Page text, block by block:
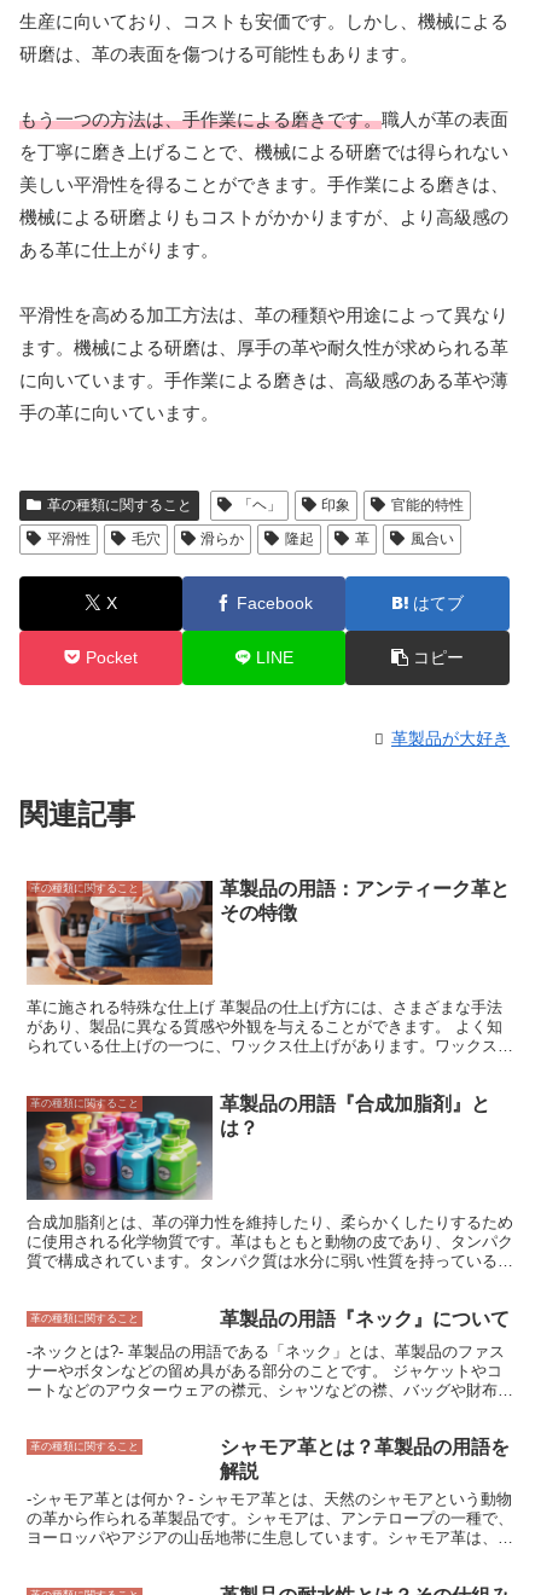
生産に向いており、コストも安価です。しかし、機械による
研磨は、革の表面を傷つける可能性もあります。
もう一つの方法は、手作業による磨きです。職人が革の表面
を丁寧に磨き上げることで、機械による研磨では得られない
美しい平滑性を得ることができます。手作業による磨きは、
機械による研磨よりもコストがかかりますが、より高級感の
ある革に仕上がります。
平滑性を高める加工方法は、革の種類や用途によって異なり
ます。機械による研磨は、厚手の革や耐久性が求められる革
に向いています。手作業による磨きは、高級感のある革や薄
手の革に向いています。
革の種類に関すること 「ヘ」 印象
官能的特性
平滑性
毛穴 滑らか 隆起 革 風合い
X Facebook はてブ
Pocket LINE コピー
革製品が大好き
関連記事
革の種類に関すること
革製品の用語：アンティーク革と
その特徴
革に施される特殊な仕上げ 革製品の仕上げ方には、さまざまな手法
があり、製品に異なる質感や外観を与えることができます。 よく知
られている仕上げの一つに、ワックス仕上げがあります。ワックス仕
持するために定期的にメンテナンスが必要ですが、エイジングを楽し
むこともできます。 もう一つの一般的な仕上げは、アニリン仕上げ
です。アニリン仕上げは、染料を革の表面に直接塗ることで、革の色
を強調する仕上げです。アニリン仕上げは、革の自然な風合いを残す
ことができるため、高級革製品によく使用されます。ただし、アニリ
ン仕上げは水や汚れに弱いという欠点があります。 他にも、エンボ
ス加工や型押し加工など、革の表面に模様を施す仕上げもあります。
エンボス加工は、革の表面に熱や圧力を加えて模様を押し出す加工
で、型押し加工は、革の表面に金属製の型を押し付けて模様を付ける
革の種類に関すること
革製品の用語『合成加脂剤』と
は？
合成加脂剤とは、革の弾力性を維持したり、柔らかくしたりするため
に使用される化学物質です。革はもともと動物の皮であり、タンパク
質で構成されています。タンパク質は水分に弱い性質を持っているた
は、それらの中で合成油脂で作られた加脂剤のことを指します。 合
徴があります。そのため、革の柔軟性を長期間維持することができ、
ひび割れや破れを防ぐ効果があります。また、合成加脂剤は天然油脂
よりも安価なため、革製品の製造コストを抑えることができます。
財布、ソファなど、様々な革製品に使用されています。合成加脂剤を
使用することで、革製品の寿命を延ばし、快適に使用することができ
革の種類に関すること 革製品の用語『ネック』について
-ネックとは?- 革製品の用語である「ネック」とは、革製品のファス
ナーやボタンなどの留め具がある部分のことです。 ジャケットやコ
ートなどのアウターウェアの襟元、シャツなどの襟、バッグや財布の
勝手を左右する重要な要素です。 ネックには、様々な素材や形状、
デザインのものがあります。革製品の雰囲気や用途に合わせて、最適
なネックを選ぶことが重要です。ネックの素材としては、牛革、豚
革、羊革、山羊革など、様々な革が使用されています。ネックの形状
としては、ラウンドネック、Vネック、スクエアネックなどがありま
す。ネックのデザインとしては、シンプルなものから装飾的なものま
革の種類に関すること
シャモア革とは？革製品の用語を
解説
-シャモア革とは何か？- シャモア革とは、天然のシャモアという動物
の革から作られる革製品です。シャモアは、アンテロープの一種で、
ヨーロッパやアジアの山岳地帯に生息しています。シャモア革は、そ